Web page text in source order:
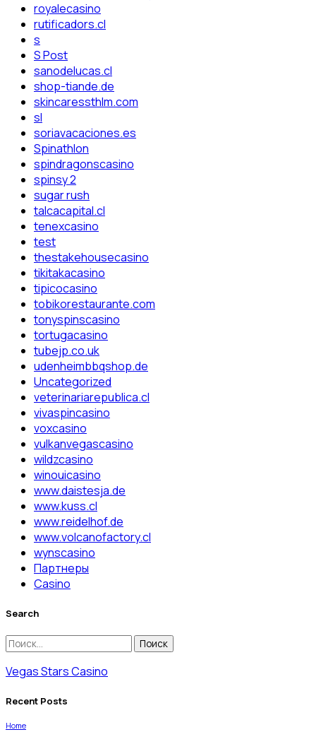
royalecasino
rutificadors.cl
s
S Post
sanodelucas.cl
shop-tiande.de
skincaressthlm.com
sl
soriavacaciones.es
Spinathlon
spindragonscasino
spinsy 2
sugar rush
talcacapital.cl
tenexcasino
test
thestakehousecasino
tikitakacasino
tipicocasino
tobikorestaurante.com
tonyspinscasino
tortugacasino
tubejp.co.uk
udenheimbbqshop.de
Uncategorized
veterinariarepublica.cl
vivaspincasino
voxcasino
vulkanvegascasino
wildzcasino
winouicasino
www.daistesja.de
www.kuss.cl
www.reidelhof.de
www.volcanofactory.cl
wynscasino
Партнеры
Сasino
Search
Найти:
Vegas Stars Casino
Recent Posts
Home